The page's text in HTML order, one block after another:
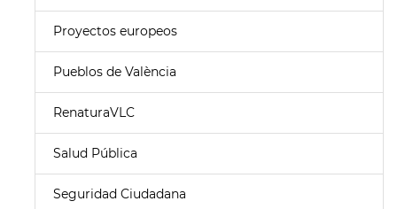
Proyectos europeos
Pueblos de València
RenaturaVLC
Salud Pública
Seguridad Ciudadana